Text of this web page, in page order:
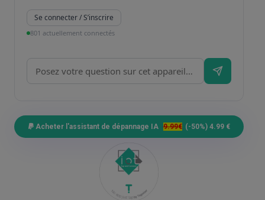
Se connecter / S’inscrire
801 actuellement connectés
Acheter l'assistant de dépannage IA 9.99€ (-50%) 4.99 €